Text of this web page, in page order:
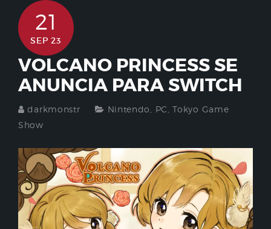
21
SEP 23
VOLCANO PRINCESS SE
ANUNCIA PARA SWITCH
darkmonstr Nintendo PC ,Tokyo Game
Show